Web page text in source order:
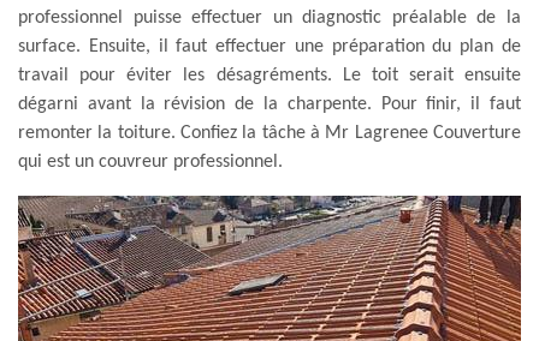
professionnel puisse effectuer un diagnostic préalable de la
surface. Ensuite, il faut effectuer une préparation du plan de
travail pour éviter les désagréments. Le toit serait ensuite
dégarni avant la révision de la charpente. Pour finir, il faut
remonter la toiture. Confiez la tâche à Mr Lagrenee Couverture
qui est un couvreur professionnel.